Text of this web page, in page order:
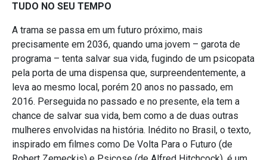
TUDO NO SEU TEMPO
A trama se passa em um futuro próximo, mais
precisamente em 2036, quando uma jovem – garota de
programa – tenta salvar sua vida, fugindo de um psicopata
pela porta de uma dispensa que, surpreendentemente, a
leva ao mesmo local, porém 20 anos no passado, em
2016. Perseguida no passado e no presente, ela tem a
chance de salvar sua vida, bem como a de duas outras
mulheres envolvidas na história. Inédito no Brasil, o texto,
inspirado em filmes como De Volta Para o Futuro (de